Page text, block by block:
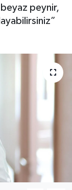
peynir,